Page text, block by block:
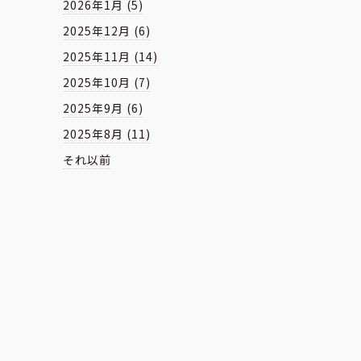
2026年1月 (5)
2025年12月 (6)
2025年11月 (14)
2025年10月 (7)
2025年9月 (6)
2025年8月 (11)
それ以前